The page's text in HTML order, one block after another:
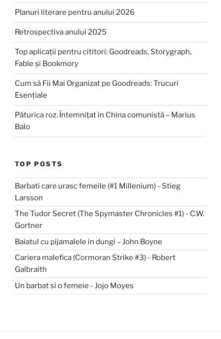
Planuri literare pentru anului 2026
Retrospectiva anului 2025
Top aplicații pentru cititori: Goodreads, Storygraph,
Fable și Bookmory
Cum să Fii Mai Organizat pe Goodreads: Trucuri
Esențiale
Păturica roz. Întemnițat în China comunistă – Marius
Balo
TOP POSTS
Barbati care urasc femeile (#1 Millenium) - Stieg
Larsson
The Tudor Secret (The Spymaster Chronicles #1) - C.W.
Gortner
Baiatul cu pijamalele in dungi – John Boyne
Cariera malefica (Cormoran Strike #3) - Robert
Galbraith
Un barbat si o femeie - Jojo Moyes